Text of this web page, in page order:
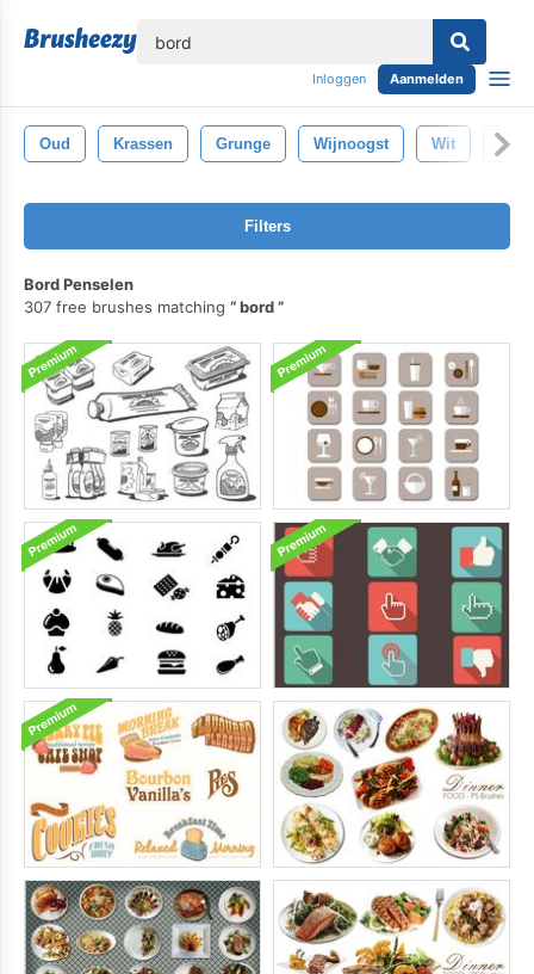
Inloggen Aanmelden
Oud Krassen Grunge Wijnoogst Wit
Filters
Bord Penselen
307 free brushes matching
bord